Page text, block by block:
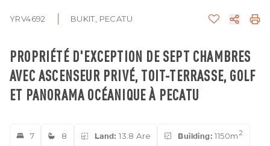
YRV4692 BUKIT, PECATU
PROPRIÉTÉ D'EXCEPTION DE SEPT CHAMBRES
AVEC ASCENSEUR PRIVÉ, TOIT-TERRASSE, GOLF
ET PANORAMA OCÉANIQUE À PECATU
7 8 Land: 13.8 Are Building: 1150m2